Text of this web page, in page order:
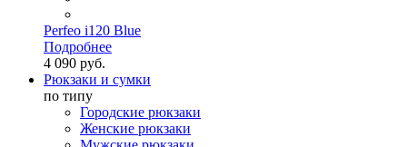
Perfeo i120 Blue
Подробнее
4 090 руб.
Рюкзаки и сумки
по типу
Городские рюкзаки
Женские рюкзаки